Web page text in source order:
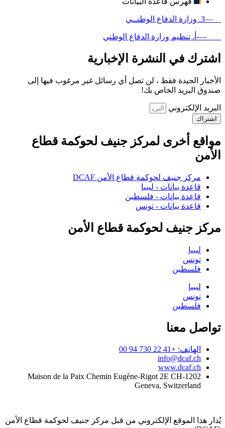
—3. وزارة الدفاع الوطنــي
—-أ. تنظيم وزارة الدفاع الوطني
اشترك في النشرة الإخبارية
الأخبار الجيدة فقط ، لن تصل أي رسائل غير مرغوب فيها إلى
صندوق البريد الخاص بك!
البريد الإلكتروني
اشتراك
مواقع أخرى لمركز جنيف لحوكمة قطاع
الأمن
مركز جنيف لحوكمة قطاع الأمن DCAF
قاعدة بيانات - ليبيا
قاعدة بيانات - فلسطين
قاعدة بيانات - تونس
مركز جنيف لحوكمة قطاع الأمن
ليبيا
تونس
فلسطين
ليبيا
تونس
فلسطين
تواصل معنا
الهاتف: +41 22 730 94 00
info@dcaf.ch
www.dcaf.ch
Maison de la Paix Chemin Eugène-Rigot 2E CH-1202
Geneva, Switzerland
يُدار هذا الموقع الإلكتروني من قبل مركز جنيف لحوكمة قطاع الأمن